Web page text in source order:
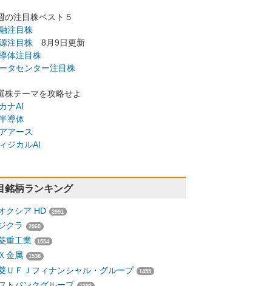
の注目株ベスト５
注目株
注目株 8月9日更新
体注目株
タセンター注目株
株テーマを攻略せよ
ナAI
導体
アース
ジカルAI
銘柄ランキング
クシア HD 2991
クラ 2060
重工業 1554
金属 1538
ＵＦＪフィナンシャル・グループ 1455